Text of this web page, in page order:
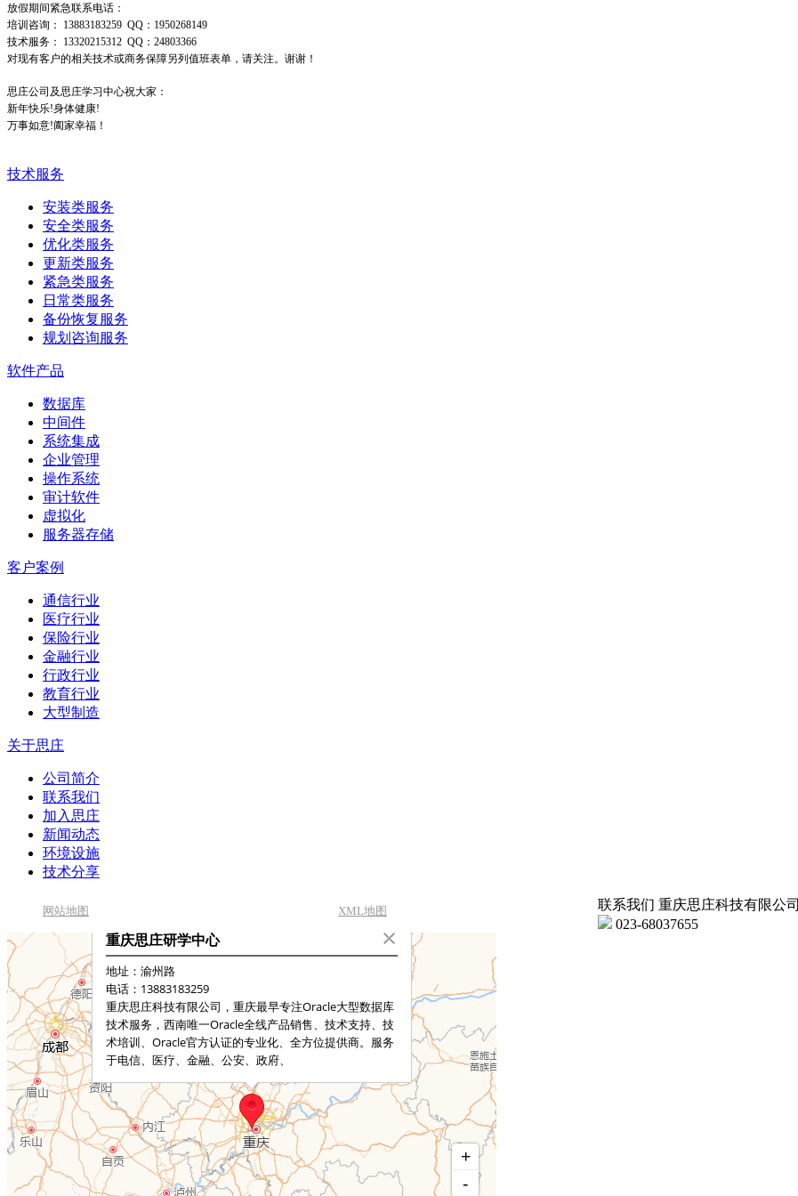
放假期间紧急联系电话：
培训咨询： 13883183259 QQ：1950268149
技术服务： 13320215312 QQ：24803366
对现有客户的相关技术或商务保障另列值班表单，请关注。谢谢！
思庄公司及思庄学习中心祝大家：
新年快乐!身体健康!
万事如意!阖家幸福！
技术服务
安装类服务
安全类服务
优化类服务
更新类服务
紧急类服务
日常类服务
备份恢复服务
规划咨询服务
软件产品
数据库
中间件
系统集成
企业管理
操作系统
审计软件
虚拟化
服务器存储
客户案例
通信行业
医疗行业
保险行业
金融行业
行政行业
教育行业
大型制造
关于思庄
公司简介
联系我们
加入思庄
新闻动态
环境设施
技术分享
网站地图 XML地图 联系我们 重庆思庄科技有限公司
023-68037655